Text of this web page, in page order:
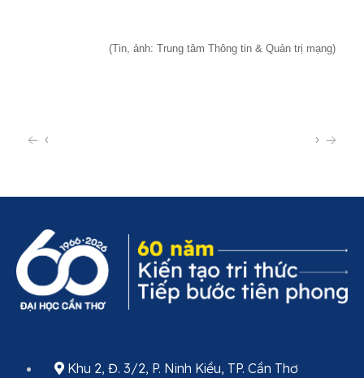
(Tin, ảnh: Trung tâm Thông tin & Quản trị mạng)
‹ ›
Khu 2, Đ. 3/2, P. Ninh Kiều, TP. Cần Thơ